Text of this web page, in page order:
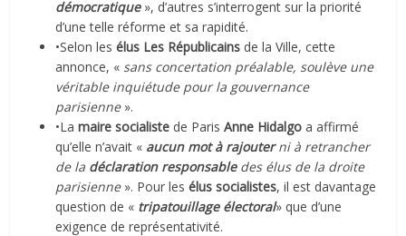
démocratique», d’autres s’interrogent sur la priorité
d’une telle réforme et sa rapidité.
•Selon lesélus Les Républicains de la Ville, cette
annonce, « sans concertation préalable, soulève une
véritable inquiétude pour la gouvernance
parisienne ».
•Lamaire socialiste de Paris Anne Hidalgoa affirmé
qu’elle n’avait « aucun mot à rajouterni à retrancher
de la déclaration responsabledes élus de la droite
parisienne». Pour lesélus socialistes, il est davantage
question de « tripatouillage électoral» que d’une
exigence de représentativité.